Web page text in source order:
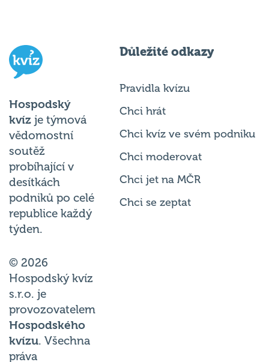
Hospodský
kvíz je týmová
vědomostní
soutěž
probíhající v
desítkách
podniků po celé
republice každý
týden.
© 2026
Hospodský kvíz
s.r.o. je
provozovatelem
Hospodského
kvízu. Všechna
práva
Důležité odkazy
Pravidla kvízu
Chci hrát
Chci kvíz ve svém podniku
Chci moderovat
Chci jet na MČR
Chci se zeptat